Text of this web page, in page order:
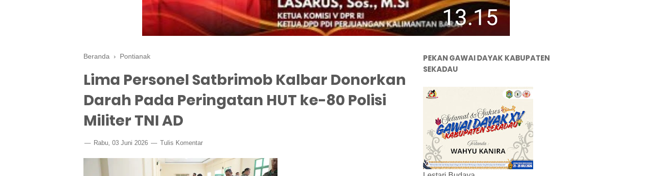
Beranda › Pontianak
Lima Personel Satbrimob Kalbar Donorkan
Darah Pada Peringatan HUT ke-80 Polisi
Militer TNI AD
Rabu, 03 Juni 2026 Tulis Komentar
PEKAN GAWAI DAYAK KABUPATEN
SEKADAU